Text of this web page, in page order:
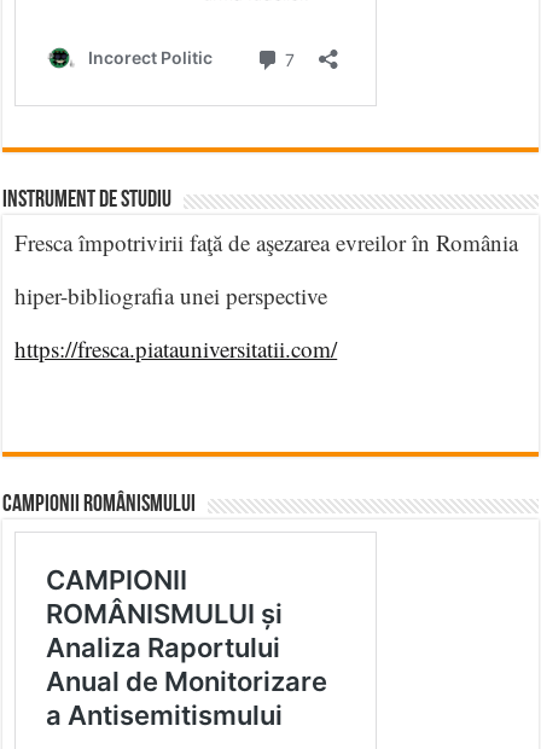
INSTRUMENT DE STUDIU
Fresca împotrivirii faţă de aşezarea evreilor în România
hiper-bibliografia unei perspective
https://fresca.piatauniversitatii.com/
CAMPIONII ROMÂNISMULUI